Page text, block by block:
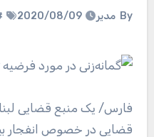
By مدیر 2020/08/09
فارس/ یک منبع قضایی
قضایی در خصوص انفجار